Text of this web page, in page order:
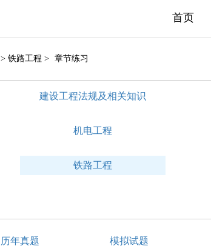
首页
> 铁路工程 > 章节练习
建设工程法规及相关知识
机电工程
铁路工程
历年真题 模拟试题